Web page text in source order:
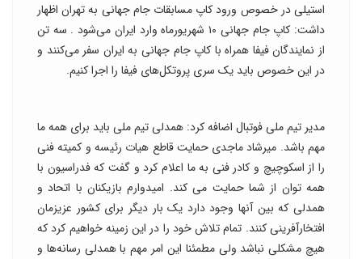
استیلی در خصوص ورود کاپ مسابقات جام جهانی به تهران اظهار
داشت: کاپ جام جهانی ۱۰ شهریورماه وارد ایران می‌شود . سه تن
از نمایندگان فیفا همراه با کاپ جام جهانی به ایران سفر می‌کنند و
در این خصوص باید یک سری پروتکل‌های فیفا را اجرا کنیم.
مدیر تیم ملی فوتبال اضافه کرد: همدلی تیم ملی باید برای همه ما
مهم باشد. میرشاد ماجدی حمایت قاطع هیات رئیسه و کمیته فنی
را از اسکوچیچ و کادر فنی به ما اعلام کرد و گفت که فدراسیون با
همه توان از شما حمایت می کند. امیدوارم بازیکنان با اتحاد و
همدلی که بین آنها وجود دارد یک بار دیگر برای کشور عزیزمان
افتخارآفرینی کنند. تمام تلاش خود را در این زمینه خواهیم کرد که
هیچ مشکلی نباشد ولی مطمئنا این امر مهم با همدلی رسانه‌ها و